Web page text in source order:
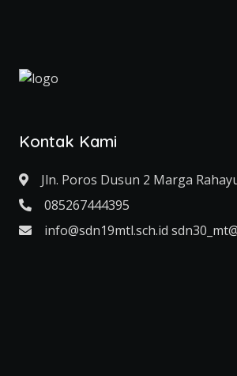
Kontak Kami
Jln. Poros Dusun 2 Marga
085267444395
info@sdn19mtl.sch.id